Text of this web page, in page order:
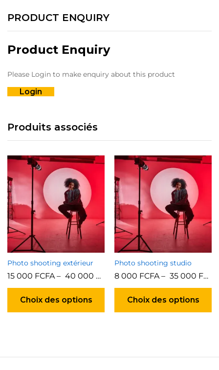
PRODUCT ENQUIRY
Product Enquiry
Please Login to make enquiry about this product
Login
Produits associés
Photo shooting extérieur
15 000 FCFA – 40 000 FCFA
Choix des options
produit
peuvent
Photo shooting studio
8 000 FCFA – 35 000 FCFA
Choix des options